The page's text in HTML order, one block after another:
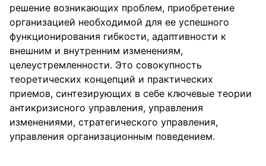
решение возникающих проблем, приобретение
организацией необходимой для ее успешного
функционирования гибкости, адаптивности к
внешним и внутренним изменениям,
целеустремленности. Это совокупность
теоретических концепций и практических
приемов, синтезирующих в себе ключевые теории
антикризисного управления, управления
изменениями, стратегического управления,
управления организационным поведением.